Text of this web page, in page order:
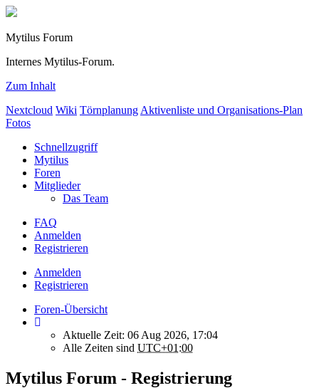
Mytilus Forum
Internes Mytilus-Forum.
Zum Inhalt
Nextcloud Wiki Törnplanung Aktivenliste und Organisations-Plan
Fotos
Schnellzugriff
Mytilus
Foren
Mitglieder
Das Team
FAQ
Anmelden
Registrieren
Anmelden
Registrieren
Foren-Übersicht
Aktuelle Zeit: 06 Aug 2026, 17:04
Alle Zeiten sind UTC+01:00
Mytilus Forum - Registrierung